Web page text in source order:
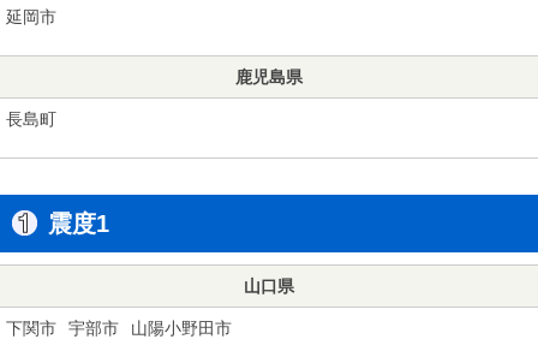
延岡市
鹿児島県
長島町
震度1
山口県
下関市 宇部市 山陽小野田市